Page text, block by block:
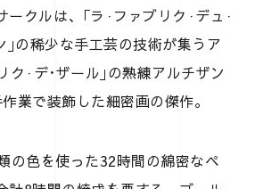
ークルは、｢ラ·ファブリク·デュ·
｣の稀少な手工芸の技術が集うア
ク·デ･ザール｣の熟練アルチザン
業で装飾した細密画の傑作。
の色を使った32時間の綿密なペ